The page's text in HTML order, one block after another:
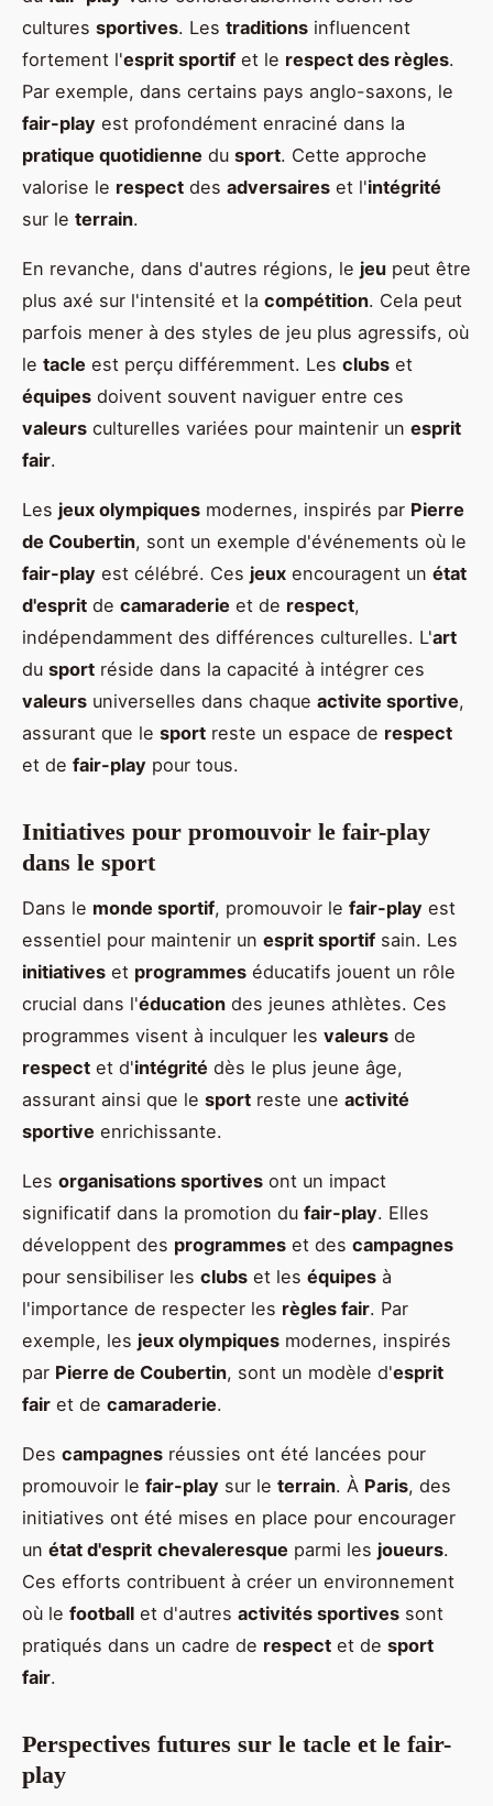
cultures sportives. Les traditions influencent
fortement l'esprit sportif et le respect des règles.
Par exemple, dans certains pays anglo-saxons, le
fair-play est profondément enraciné dans la
pratique quotidienne du sport. Cette approche
valorise le respect des adversaires et l'intégrité
sur le terrain.
En revanche, dans d'autres régions, le jeu peut être
plus axé sur l'intensité et la compétition. Cela peut
parfois mener à des styles de jeu plus agressifs, où
le tacle est perçu différemment. Les clubs et
équipes doivent souvent naviguer entre ces
valeurs culturelles variées pour maintenir un esprit
fair.
Les jeux olympiques modernes, inspirés par Pierre
de Coubertin, sont un exemple d'événements où le
fair-play est célébré. Ces jeux encouragent un état
d'esprit de camaraderie et de respect,
indépendamment des différences culturelles. L'art
du sport réside dans la capacité à intégrer ces
valeurs universelles dans chaque activite sportive,
assurant que le sport reste un espace de respect
et de fair-play pour tous.
Initiatives pour promouvoir le fair-play
dans le sport
Dans le monde sportif, promouvoir le fair-play est
essentiel pour maintenir un esprit sportif sain. Les
initiatives et programmes éducatifs jouent un rôle
crucial dans l'éducation des jeunes athlètes. Ces
programmes visent à inculquer les valeurs de
respect et d'intégrité dès le plus jeune âge,
assurant ainsi que le sport reste une activité
sportive enrichissante.
Les organisations sportives ont un impact
significatif dans la promotion du fair-play. Elles
développent des programmes et des campagnes
pour sensibiliser les clubs et les équipes à
l'importance de respecter les règles fair. Par
exemple, les jeux olympiques modernes, inspirés
par Pierre de Coubertin, sont un modèle d'esprit
fair et de camaraderie.
Des campagnes réussies ont été lancées pour
promouvoir le fair-play sur le terrain. À Paris, des
initiatives ont été mises en place pour encourager
un état d'esprit chevaleresque parmi les joueurs.
Ces efforts contribuent à créer un environnement
où le football et d'autres activités sportives sont
pratiqués dans un cadre de respect et de sport
fair.
Perspectives futures sur le tacle et le fair-
play